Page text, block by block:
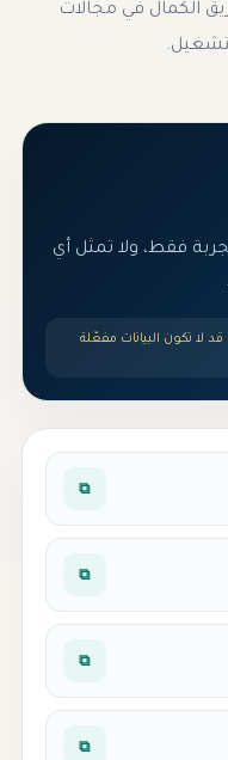
الكمال في مجالات
فقط، ولا تمثل أي
لا تكون البيانات مفعّلة
⧉
⧉
⧉
⧉